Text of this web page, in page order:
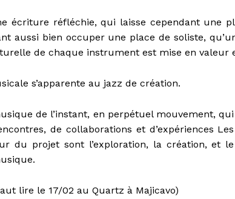
écriture réfléchie, qui laisse cependant une
aussi bien occuper une place de soliste,
de chaque instrument est mise en valeur
s’apparente au jazz de création.
de l’instant, en perpétuel mouvement, qui
de collaborations et d’expériences Les
du projet sont l’exploration, la création, et le
lire le 17/02 au Quartz à Majicavo)